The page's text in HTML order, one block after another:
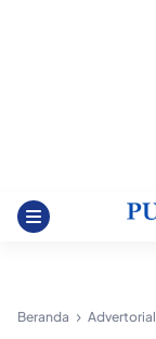
Beranda Advertorial